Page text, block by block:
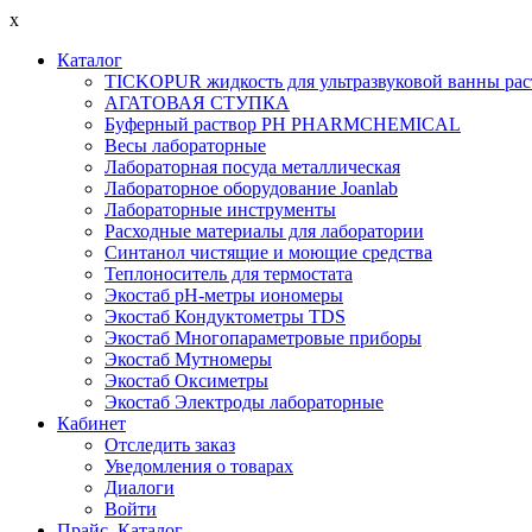
x
Каталог
TICKOPUR жидкость для ультразвуковой ванны
АГАТОВАЯ СТУПКА
Буферный раствор PH PHARMCHEMICAL
Весы лабораторные
Лабораторная посуда металлическая
Лабораторное оборудование Joanlab
Лабораторные инструменты
Расходные материалы для лаборатории
Синтанол чистящие и моющие средства
Теплоноситель для термостата
Экостаб pH-метры иономеры
Экостаб Кондуктометры TDS
Экостаб Многопараметровые приборы
Экостаб Мутномеры
Экостаб Оксиметры
Экостаб Электроды лабораторные
Кабинет
Отследить заказ
Уведомления о товарах
Диалоги
Войти